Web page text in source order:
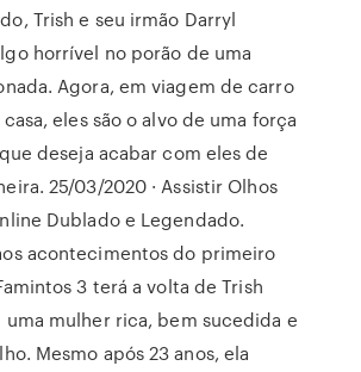
Trish e seu irmão Darryl
horrível no porão de uma
Agora, em viagem de carro
eles são o alvo de uma força
deseja acabar com eles de
25/03/2020 · Assistir Olhos
Dublado e Legendado.
acontecimentos do primeiro
3 terá a volta de Trish
uma mulher rica, bem sucedida e
Mesmo após 23 anos, ela